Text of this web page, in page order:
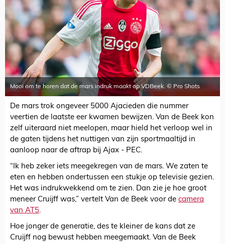
Mooi om te horen dat de mars indruk maakt op VDBeek. © Pro Shots
De mars trok ongeveer 5000 Ajacieden die nummer
veertien de laatste eer kwamen bewijzen. Van de Beek kon
zelf uiteraard niet meelopen, maar hield het verloop wel in
de gaten tijdens het nuttigen van zijn sportmaaltijd in
aanloop naar de aftrap bij Ajax - PEC.
“Ik heb zeker iets meegekregen van de mars. We zaten te
eten en hebben ondertussen een stukje op televisie gezien.
Het was indrukwekkend om te zien. Dan zie je hoe groot
meneer Cruijff was,” vertelt Van de Beek voor de camera
van AT5.
Hoe jonger de generatie, des te kleiner de kans dat ze
Cruijff nog bewust hebben meegemaakt. Van de Beek